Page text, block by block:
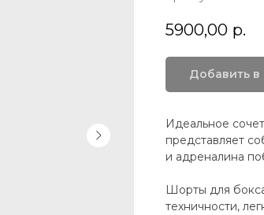
5900,00 р.
Добавить в
Идеальное
представляет
и адреналина
Шорты для
техничности,